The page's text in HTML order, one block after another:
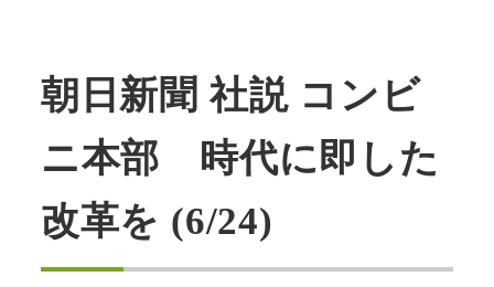
朝日新聞 社説 コンビ
ニ本部 時代に即した
改革を (6/24)